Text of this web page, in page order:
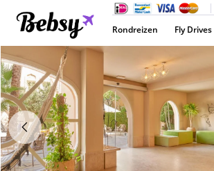
Rondreizen Fly Drives